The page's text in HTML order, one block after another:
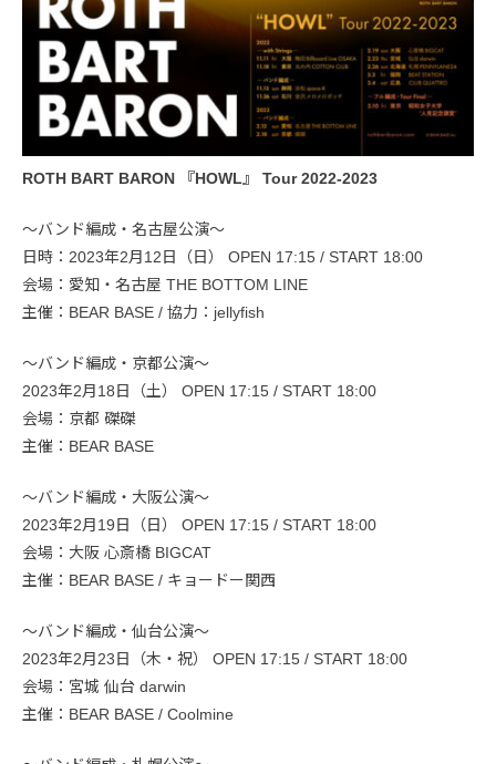
ROTH BART BARON 『HOWL』 Tour 2022-2023
〜バンド編成・名古屋公演〜
日時：2023年2月12日（日） OPEN 17:15 / START 18:00
会場：愛知・名古屋 THE BOTTOM LINE
主催：BEAR BASE / 協力：jellyfish
〜バンド編成・京都公演〜
2023年2月18日（土） OPEN 17:15 / START 18:00
会場：京都 磔磔
主催：BEAR BASE
〜バンド編成・大阪公演〜
2023年2月19日（日） OPEN 17:15 / START 18:00
会場：大阪 心斎橋 BIGCAT
主催：BEAR BASE / キョードー関西
〜バンド編成・仙台公演〜
2023年2月23日（木・祝） OPEN 17:15 / START 18:00
会場：宮城 仙台 darwin
主催：BEAR BASE / Coolmine